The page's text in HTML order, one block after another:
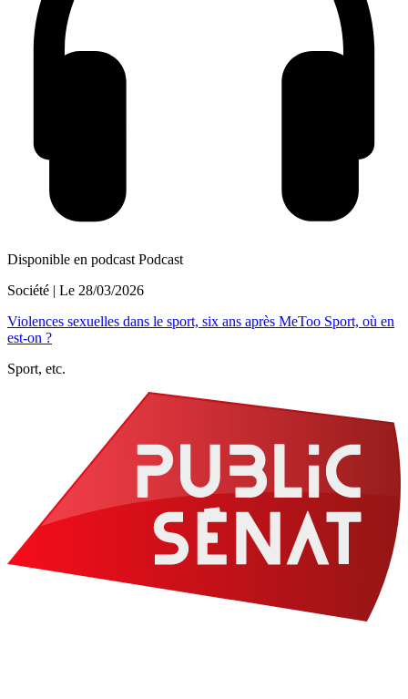
Disponible en podcast Podcast
Société | Le 28/03/2026
Violences sexuelles dans le sport, six ans après MeToo Sport, où en
est-on ?
Sport, etc.